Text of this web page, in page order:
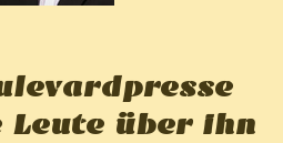
Leute über ihn